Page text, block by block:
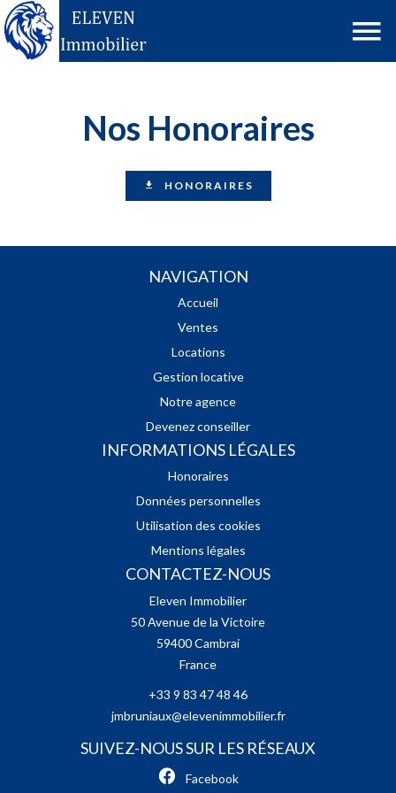
Nos Honoraires
HONORAIRES
NAVIGATION
Accueil
Ventes
Locations
Gestion locative
Notre agence
Devenez conseiller
INFORMATIONS LÉGALES
Honoraires
Données personnelles
Utilisation des cookies
Mentions légales
CONTACTEZ-NOUS
Eleven Immobilier
50 Avenue de la Victoire
59400Cambrai
France
+33 9 83 47 48 46
jmbruniaux@elevenimmobilier.fr
SUIVEZ-NOUS SUR LES RÉSEAUX
Facebook